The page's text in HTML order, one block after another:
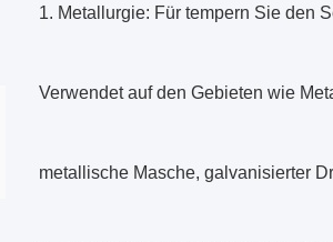
1. Metallurgie: Für tempern Sie den
Verwendet auf den Gebieten wie
metallische Masche, galvanisierter